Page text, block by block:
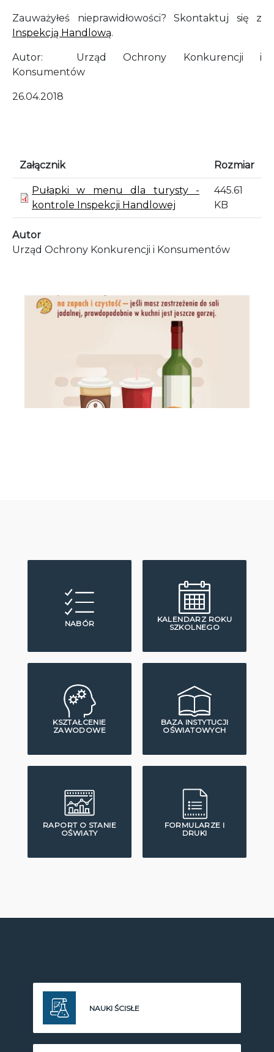
Zauważyłeś nieprawidłowości? Skontaktuj się z
Inspekcją Handlową.
Autor: Urząd Ochrony Konkurencji i
Konsumentów
26.04.2018
Załącznik Rozmiar
Pułapki w menu dla turysty -
kontrole Inspekcji Handlowej
445.61
KB
Autor
Urząd Ochrony Konkurencji i Konsumentów
NABÓR
KALENDARZ ROKU
SZKOLNEGO
KSZTAŁCENIE
ZAWODOWE
BAZA INSTYTUCJI
OŚWIATOWYCH
RAPORT O STANIE
OŚWIATY
FORMULARZE I
DRUKI
NAUKI ŚCISŁE